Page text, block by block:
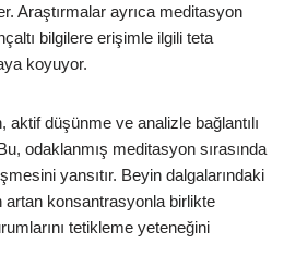
Araştırmalar ayrıca meditasyon
bilgilere erişimle ilgili teta
koyuyor.
düşünme ve analizle bağlantılı
odaklanmış meditasyon sırasında
yansıtır. Beyin dalgalarındaki
konsantrasyonla birlikte
tetikleme yeteneğini